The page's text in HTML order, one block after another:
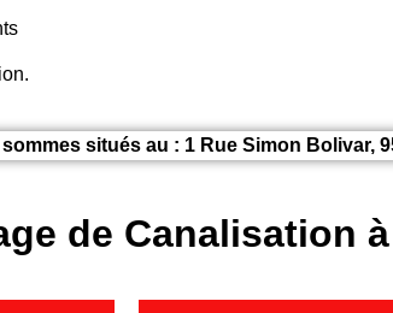
situés au : 1 Rue Simon Bolivar,
de Canalisation